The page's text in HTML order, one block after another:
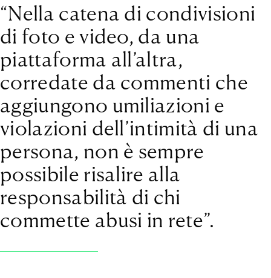
“Nella catena di condivisioni
di foto e video, da una
piattaforma all’altra,
corredate da commenti che
aggiungono umiliazioni e
violazioni dell’intimità di una
persona, non è sempre
possibile risalire alla
responsabilità di chi
commette abusi in rete”.